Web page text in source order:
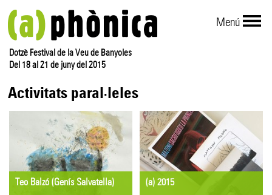
Menú
Dotzè Festival de la Veu de Banyoles
Del 18 al 21 de juny del 2015
Activitats paral·leles
Teo Balzó (Genís Salvatella)
(a) 2015